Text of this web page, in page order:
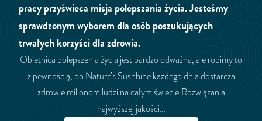
pracy przyświeca misja polepszania życia. Jesteśmy
sprawdzonym wyborem dla osób poszukujących
trwałych korzyści dla zdrowia.
Obietnica polepszenia życia jest bardzo odważna, ale robimy to
z pewnością, bo Nature’s Susnhine każdego dnia dostarcza
zdrowie milionom ludzi na całym świecie.Rozwiązania
najwyższej jakości…